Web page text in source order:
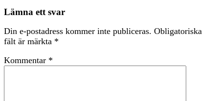
Lämna ett svar
Din e-postadress kommer inte publiceras. Obligatoriska
fält är märkta *
Kommentar *